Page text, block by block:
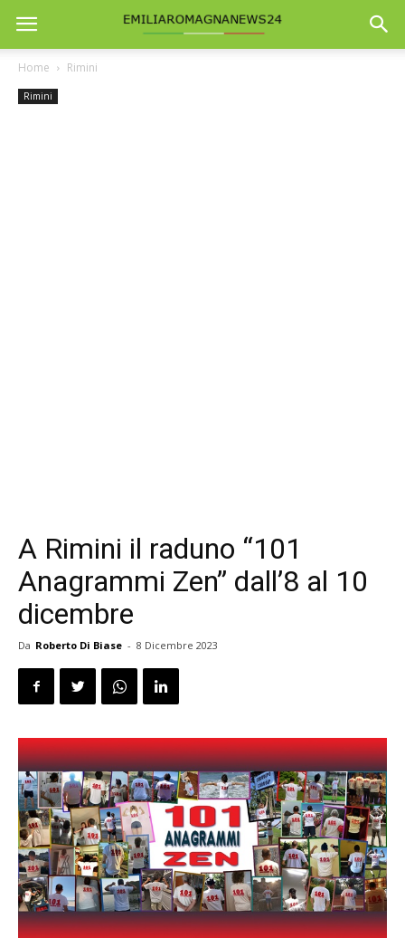
Home Rimini
Rimini
A Rimini il raduno “101
Anagrammi Zen” dall’8 al 10
dicembre
Da Roberto Di Biase - 8 Dicembre 2023